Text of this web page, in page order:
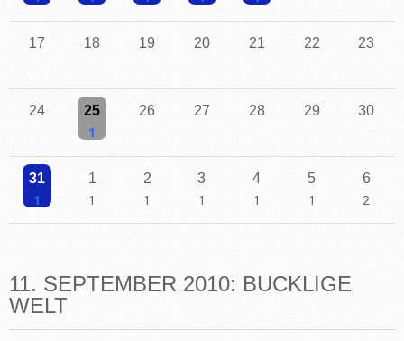
17 18 19 20 21 22 23
24 25 26 27 28 29 30
31 1 2 3 4 5 6
11. SEPTEMBER 2010: BUCKLIGE
WELT